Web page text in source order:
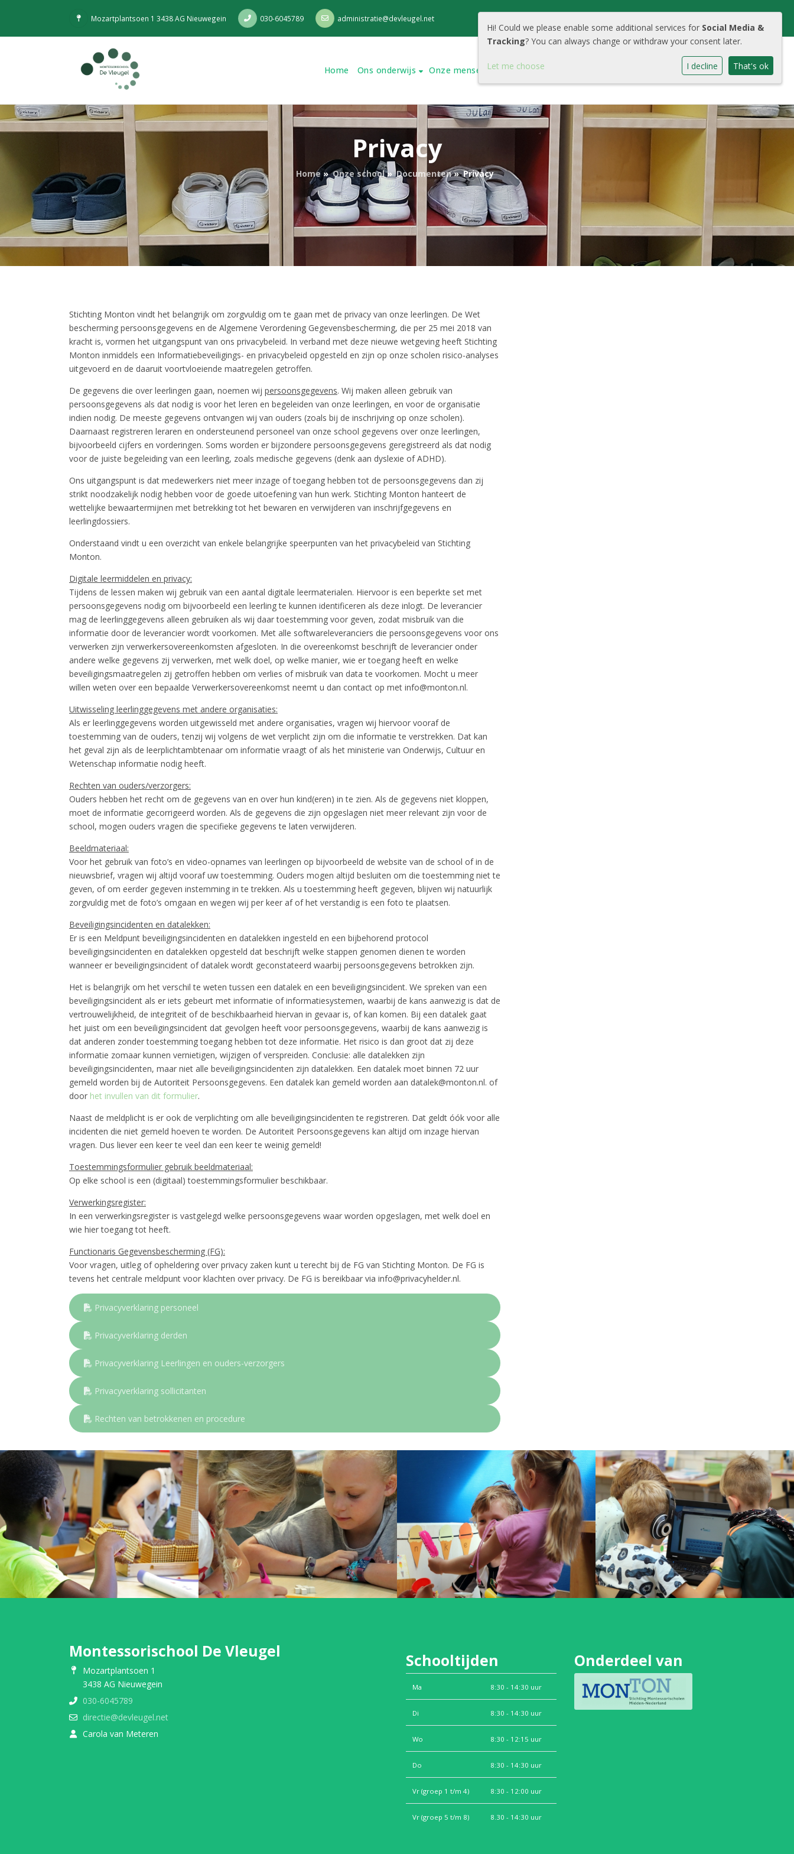
Mozartplantsoen 1 3438 AG Nieuwegein 030-6045789 administratie@devleugel.net
Home Ons onderwijs Onze mensen Onze school Cool Portaal
Privacy
Home» Onze school» Documenten» Privacy
Stichting Monton vindt het belangrijk om zorgvuldig om te gaan met de privacy van onze leerlingen. De Wet
bescherming persoonsgegevens en de Algemene Verordening Gegevensbescherming, die per 25 mei 2018 van
kracht is, vormen het uitgangspunt van ons privacybeleid. In verband met deze nieuwe wetgeving heeft Stichting
Monton inmiddels een Informatiebeveiligings- en privacybeleid opgesteld en zijn op onze scholen risico-analyses
uitgevoerd en de daaruit voortvloeiende maatregelen getroffen.
De gegevens die over leerlingen gaan, noemen wij persoonsgegevens. Wij maken alleen gebruik van
persoonsgegevens als dat nodig is voor het leren en begeleiden van onze leerlingen, en voor de organisatie
indien nodig. De meeste gegevens ontvangen wij van ouders (zoals bij de inschrijving op onze scholen).
Daarnaast registreren leraren en ondersteunend personeel van onze school gegevens over onze leerlingen,
bijvoorbeeld cijfers en vorderingen. Soms worden er bijzondere persoonsgegevens geregistreerd als dat nodig
voor de juiste begeleiding van een leerling, zoals medische gegevens (denk aan dyslexie of ADHD).
Ons uitgangspunt is dat medewerkers niet meer inzage of toegang hebben tot de persoonsgegevens dan zij
strikt noodzakelijk nodig hebben voor de goede uitoefening van hun werk. Stichting Monton hanteert de
wettelijke bewaartermijnen met betrekking tot het bewaren en verwijderen van inschrijfgegevens en
leerlingdossiers.
Onderstaand vindt u een overzicht van enkele belangrijke speerpunten van het privacybeleid van Stichting
Monton.
Digitale leermiddelen en privacy:
Tijdens de lessen maken wij gebruik van een aantal digitale leermaterialen. Hiervoor is een beperkte set met
persoonsgegevens nodig om bijvoorbeeld een leerling te kunnen identificeren als deze inlogt. De leverancier
mag de leerlinggegevens alleen gebruiken als wij daar toestemming voor geven, zodat misbruik van die
informatie door de leverancier wordt voorkomen. Met alle softwareleveranciers die persoonsgegevens voor ons
verwerken zijn verwerkersovereenkomsten afgesloten. In die overeenkomst beschrijft de leverancier onder
andere welke gegevens zij verwerken, met welk doel, op welke manier, wie er toegang heeft en welke
beveiligingsmaatregelen zij getroffen hebben om verlies of misbruik van data te voorkomen. Mocht u meer
willen weten over een bepaalde Verwerkersovereenkomst neemt u dan contact op met info@monton.nl.
Uitwisseling leerlinggegevens met andere organisaties:
Als er leerlinggegevens worden uitgewisseld met andere organisaties, vragen wij hiervoor vooraf de
toestemming van de ouders, tenzij wij volgens de wet verplicht zijn om die informatie te verstrekken. Dat kan
het geval zijn als de leerplichtambtenaar om informatie vraagt of als het ministerie van Onderwijs, Cultuur en
Wetenschap informatie nodig heeft.
Rechten van ouders/verzorgers:
Ouders hebben het recht om de gegevens van en over hun kind(eren) in te zien. Als de gegevens niet kloppen,
moet de informatie gecorrigeerd worden. Als de gegevens die zijn opgeslagen niet meer relevant zijn voor de
school, mogen ouders vragen die specifieke gegevens te laten verwijderen.
Beeldmateriaal:
Voor het gebruik van foto’s en video-opnames van leerlingen op bijvoorbeeld de website van de school of in de
nieuwsbrief, vragen wij altijd vooraf uw toestemming. Ouders mogen altijd besluiten om die toestemming niet te
geven, of om eerder gegeven instemming in te trekken. Als u toestemming heeft gegeven, blijven wij natuurlijk
zorgvuldig met de foto’s omgaan en wegen wij per keer af of het verstandig is een foto te plaatsen.
Beveiligingsincidenten en datalekken:
Er is een Meldpunt beveiligingsincidenten en datalekken ingesteld en een bijbehorend protocol
beveiligingsincidenten en datalekken opgesteld dat beschrijft welke stappen genomen dienen te worden
wanneer er beveiligingsincident of datalek wordt geconstateerd waarbij persoonsgegevens betrokken zijn.
Het is belangrijk om het verschil te weten tussen een datalek en een beveiligingsincident. We spreken van een
beveiligingsincident als er iets gebeurt met informatie of informatiesystemen, waarbij de kans aanwezig is dat de
vertrouwelijkheid, de integriteit of de beschikbaarheid hiervan in gevaar is, of kan komen. Bij een datalek gaat
het juist om een beveiligingsincident dat gevolgen heeft voor persoonsgegevens, waarbij de kans aanwezig is
dat anderen zonder toestemming toegang hebben tot deze informatie. Het risico is dan groot dat zij deze
informatie zomaar kunnen vernietigen, wijzigen of verspreiden. Conclusie: alle datalekken zijn
beveiligingsincidenten, maar niet alle beveiligingsincidenten zijn datalekken. Een datalek moet binnen 72 uur
gemeld worden bij de Autoriteit Persoonsgegevens. Een datalek kan gemeld worden aan datalek@monton.nl. of
door het invullen van dit formulier.
Naast de meldplicht is er ook de verplichting om alle beveiligingsincidenten te registreren. Dat geldt óók voor alle
incidenten die niet gemeld hoeven te worden. De Autoriteit Persoonsgegevens kan altijd om inzage hiervan
vragen. Dus liever een keer te veel dan een keer te weinig gemeld!
Toestemmingsformulier gebruik beeldmateriaal:
Op elke school is een (digitaal) toestemmingsformulier beschikbaar.
Verwerkingsregister:
In een verwerkingsregister is vastgelegd welke persoonsgegevens waar worden opgeslagen, met welk doel en
wie hier toegang tot heeft.
Functionaris Gegevensbescherming (FG):
Voor vragen, uitleg of opheldering over privacy zaken kunt u terecht bij de FG van Stichting Monton. De FG is
tevens het centrale meldpunt voor klachten over privacy. De FG is bereikbaar via info@privacyhelder.nl.
Privacyverklaring personeel
Privacyverklaring derden
Privacyverklaring Leerlingen en ouders-verzorgers
Privacyverklaring sollicitanten
Rechten van betrokkenen en procedure
Montessorischool De Vleugel
Mozartplantsoen 1
3438 AG Nieuwegein
030-6045789
directie@devleugel.net
Carola van Meteren
Schooltijden
Ma 8:30 - 14:30 uur
Di 8:30 - 14:30 uur
Wo 8:30 - 12:15 uur
Do 8:30 - 14:30 uur
Vr (groep 1 t/m 4) 8:30 - 12:00 uur
Vr (groep 5 t/m 8) 8.30 - 14:30 uur
Onderdeel van
Hi! Could we please enable some additional services for Social Media &
Tracking? You can always change or withdraw your consent later.
Let me choose I decline That's ok